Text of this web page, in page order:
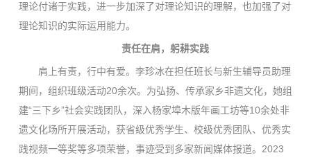
理论付诸于实践，进一步加深了对理论知识的理解，也加强了对
理论知识的实际运用能力。
责任在肩，躬耕实践
肩上有责，行中有爱。李珍冰在担任班长与新生辅导员助理
期间，组织班级活动20余次。为弘扬、传承家乡非遗文化，她组
建“三下乡”社会实践团队，深入杨家埠木版年画工坊等10余处非
遗文化场所开展活动，获省级优秀学生、校级优秀团队、优秀实
践视频一等奖等多项荣誉，事迹受到多家新闻媒体报道。2023